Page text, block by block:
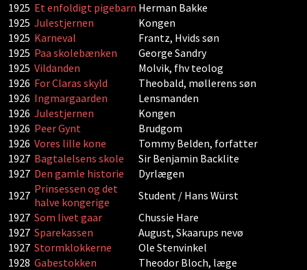
1925 Et enfoldigt pigebarn Herman Bakke
1925 Julestjernen
Kongen
1925 Karneval
Frantz, Hvids søn
1925 Paa skolebænken
George Sandry
1925 Vildanden
Molvik, fhv teolog
1926 For Claras skyld
Theobald, møllerens søn
1926 Ingmargaarden
Lensmanden
1926 Julestjernen
Kongen
1926 Peer Gynt
Brudgom
1926 Vores lille kone
Tommy Belden, forfatter
1927 Bagtalelsens skole
Sir Benjamin Backlite
1927 Den gamle historie
Dyrlægen
1927 Prinsessen og det
halve kongerige
Student / Hans Würst
1927 Som livet gaar
Chussie Hare
1927 Sparekassen
August, Skaarups nevø
1927 Stormklokkerne
Ole Stenvinkel
1928 Gabestokken
Theodor Bloch, læge